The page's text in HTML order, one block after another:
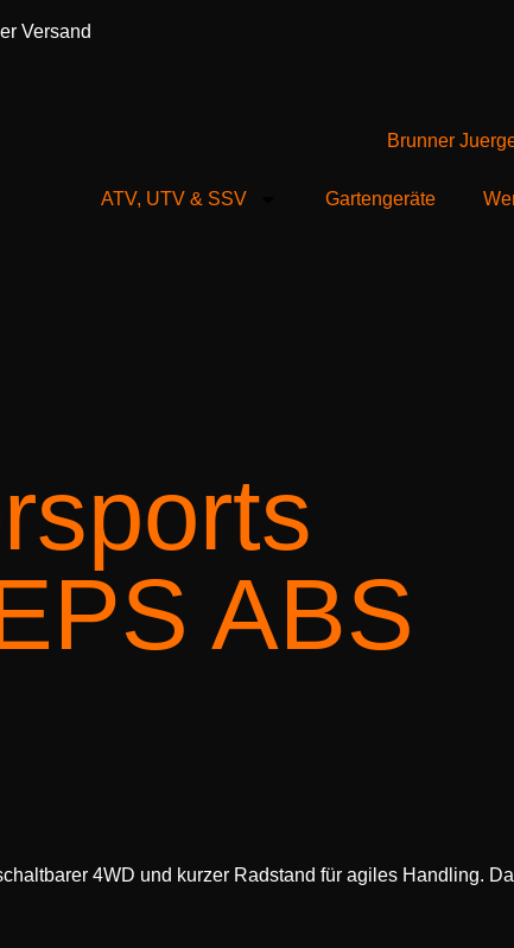
Versand
ATV, UTV & SSV Gartengeräte
ABS
4WD und kurzer Radstand für agiles Handling.